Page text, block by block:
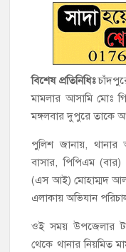
নিষিদ্ধ জাল মেরামত ও মাছ
‘জনগণের হাতে রাষ্ট্রের
অঙ্গীকারাবদ্ধ’
মতলব উত্তরে সোনালী লাইফ
চেক বিতরণ
বিশেষ প্রতিনিধিঃ
মামলার আসামি মোঃ
মঙ্গলবার দুপুরে তাকে
পুলিশ জানায়, থানার
বাসার, পিপিএম (বার)
(এস আই) মোহাম্মদ আল
এলাকায় অভিযান
ওই সময় উপজেলার
থেকে থানার নিয়মিত